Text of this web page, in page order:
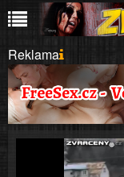
Reklama